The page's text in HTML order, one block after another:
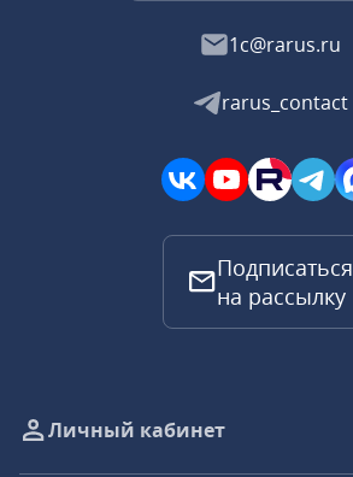
1c@rarus.ru
rarus_contact
Подписаться
на рассылку
Личный кабинет